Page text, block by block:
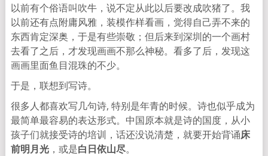
以前有个俗语叫吹牛，说不定从此以后要改成吹猪了。我
以前还有点附庸风雅，装模作样看画，觉得自己弄不来的
东西肯定深奥，于是有些崇敬；但后来到深圳的一个画村
去看了之后，才发现画画不那么神秘。看多了后，发现这
画画里面鱼目混珠的不少。
于是，联想到写诗。
很多人都喜欢写几句诗, 特别是年青的时候。诗也似乎成为
最简单最容易的表达形式。中国原本就是诗的国度，从小
孩子们就接受诗的培训，话还没说清楚，就要开始背诵床
前明月光，或是白日依山尽。